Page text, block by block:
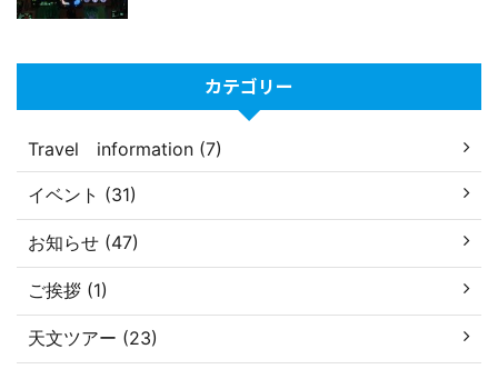
カテゴリー
Travel information (7)
イベント (31)
お知らせ (47)
ご挨拶 (1)
天文ツアー (23)